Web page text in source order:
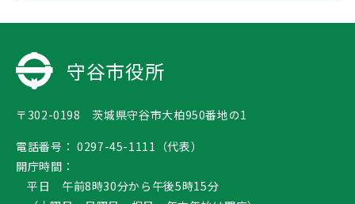
守谷市役所
〒302-0198 茨城県守谷市大柏950番地の1
電話番号： 0297-45-1111（代表）
開庁時間：
平日 午前8時30分から午後5時15分